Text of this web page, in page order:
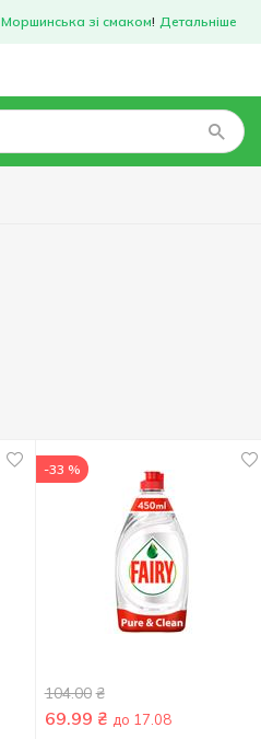
Моршинська зі смаком! Детальніше
-33 %
104.00 ₴
69.99 ₴ до 17.08